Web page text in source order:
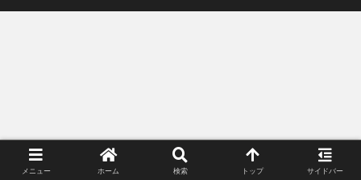
メニュー ホーム 検索 トップ サイドバー